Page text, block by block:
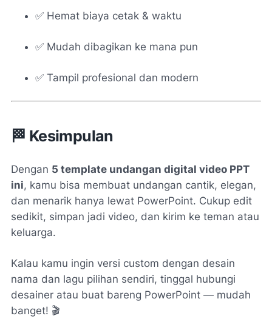
✅ Hemat biaya cetak & waktu
✅ Mudah dibagikan ke mana pun
✅ Tampil profesional dan modern
🏁 Kesimpulan
Dengan 5 template undangan digital video PPT
ini, kamu bisa membuat undangan cantik, elegan,
dan menarik hanya lewat PowerPoint. Cukup edit
sedikit, simpan jadi video, dan kirim ke teman atau
keluarga.
Kalau kamu ingin versi custom dengan desain
nama dan lagu pilihan sendiri, tinggal hubungi
desainer atau buat bareng PowerPoint — mudah
banget! 🎬